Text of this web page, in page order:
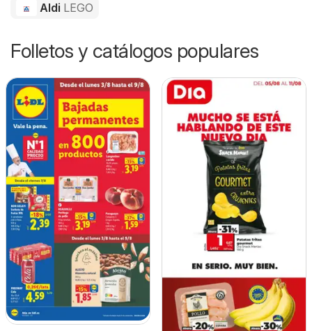
Aldi LEGO
Folletos y catálogos populares